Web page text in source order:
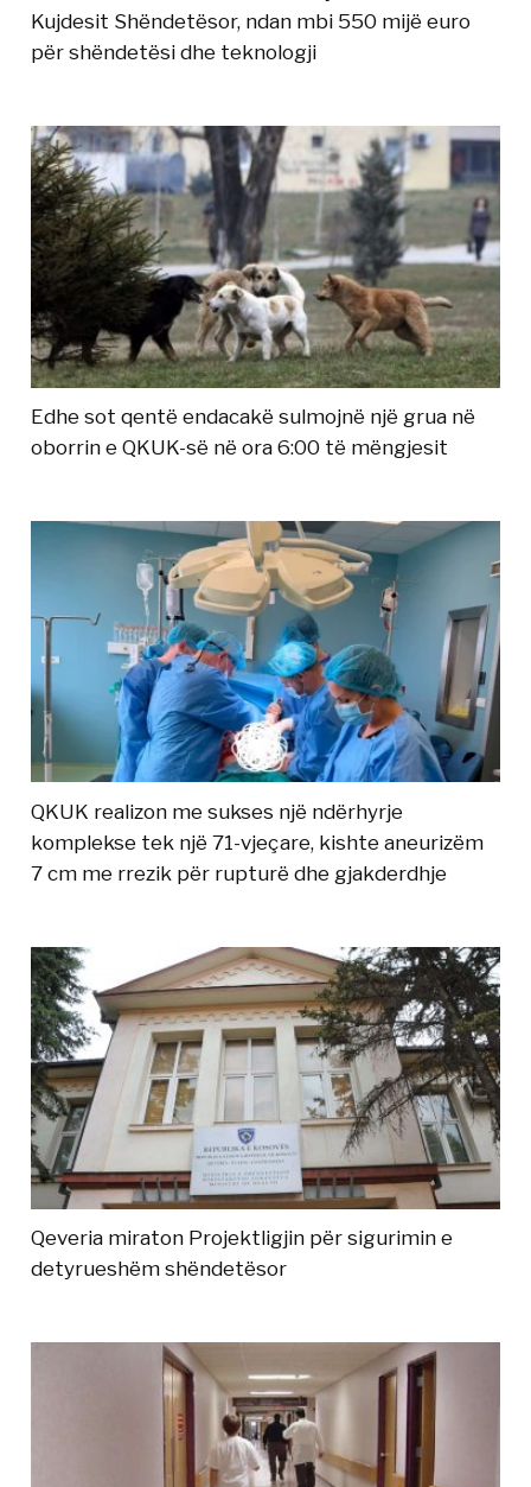
Kujdesit Shëndetësor, ndan mbi 550 mijë euro
për shëndetësi dhe teknologji
Edhe sot qentë endacakë sulmojnë një grua në
oborrin e QKUK-së në ora 6:00 të mëngjesit
QKUK realizon me sukses një ndërhyrje
komplekse tek një 71-vjeçare, kishte aneurizëm
7 cm me rrezik për rupturë dhe gjakderdhje
Qeveria miraton Projektligjin për sigurimin e
detyrueshëm shëndetësor